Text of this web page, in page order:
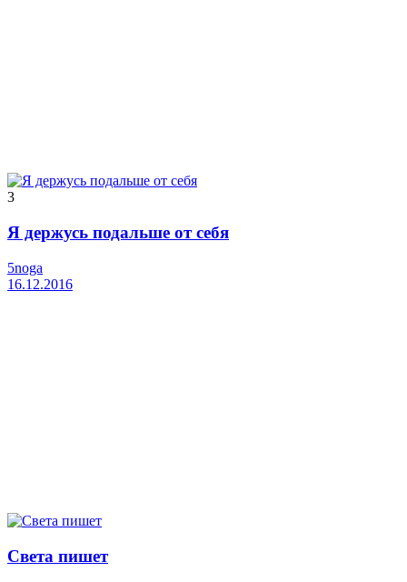
3
Я держусь подальше от себя
5noga
16.12.2016
Света пишет